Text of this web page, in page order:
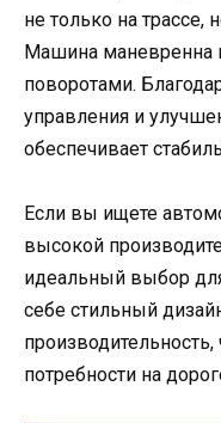
не только на трассе,
Машина маневренна
поворотами.
управления и
обеспечивает
Если вы ищете
высокой
идеальный выбор
себе стильный
потребности на